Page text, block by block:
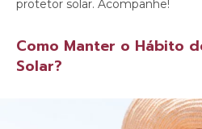
protetor solar. Acompanhe!
Como Manter o Hábito
Solar?